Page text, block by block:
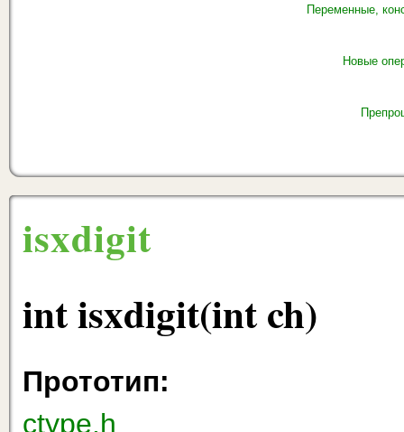
Переменные,
Новые
isxdigit
int isxdigit(int ch)
Прототип:
ctype.h